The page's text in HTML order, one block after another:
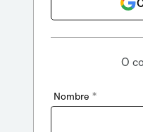
O
Nombre *